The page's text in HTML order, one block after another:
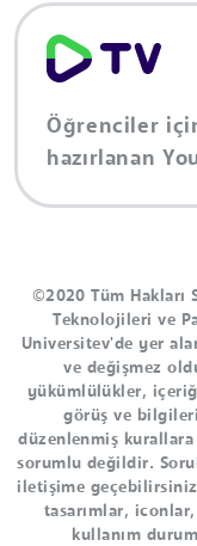
Öğrenciler
hazırlanan
©2020 Tüm Hakları
Teknolojileri ve
Universitev'de yer
ve değişmez
yükümlülükler,
görüş ve
düzenlenmiş kurallara
sorumlu değildir.
iletişime
tasarımlar,
kullanım